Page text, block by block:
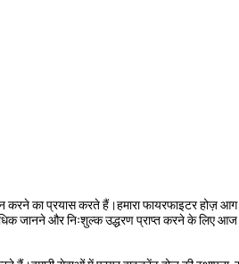
करने का प्रयास करते हैं।हमारा फायरफाइटर
जानने और निःशुल्क उद्धरण प्राप्त करने के लिए